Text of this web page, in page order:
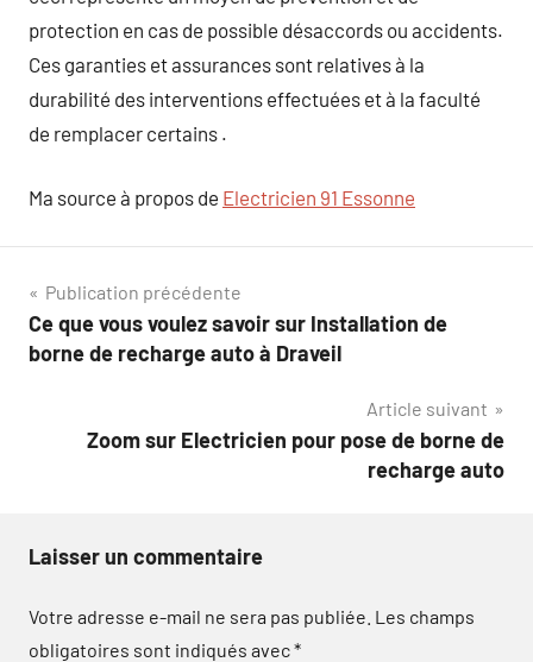
protection en cas de possible désaccords ou accidents.
Ces garanties et assurances sont relatives à la
durabilité des interventions effectuées et à la faculté
de remplacer certains .
Ma source à propos de Electricien 91 Essonne
Navigation
de
Publication précédente
Ce que vous voulez savoir sur Installation de
borne de recharge auto à Draveil
Article suivant
Zoom sur Electricien pour pose de borne de
recharge auto
Laisser un commentaire
Votre adresse e-mail ne sera pas publiée. Les champs
obligatoires sont indiqués avec*